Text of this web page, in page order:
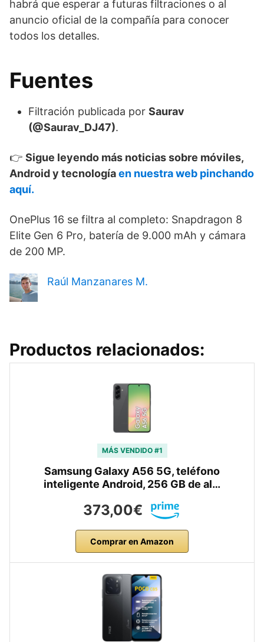
habrá que esperar a futuras filtraciones o al
anuncio oficial de la compañía para conocer
todos los detalles.
Fuentes
Filtración publicada por Saurav
(@Saurav_DJ47).
👉 Sigue leyendo más noticias sobre móviles,
Android y tecnologíaen nuestra web pinchando
aquí.
OnePlus 16 se filtra al completo: Snapdragon 8
Elite Gen 6 Pro, batería de 9.000 mAh y cámara
de 200 MP.
Raúl Manzanares M.
Productos relacionados:
MÁS VENDIDO #1
Samsung Galaxy A56 5G, teléfono
inteligente Android, 256 GB de al…
373,00€
Comprar en Amazon